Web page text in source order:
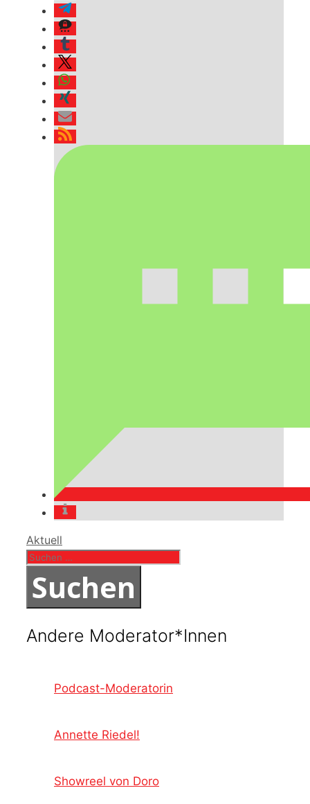
Kategorien
Aktuell
Suchen
Andere Moderator*Innen
Podcast-Moderatorin
Annette Riedel!
Showreel von Doro